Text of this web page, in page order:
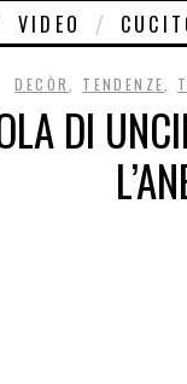
VIDEO
DECÒR TENDENZE
DI